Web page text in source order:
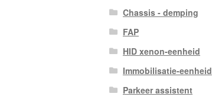
Chassis - demping
FAP
HID xenon-eenheid
Immobilisatie-eenheid
Parkeer assistent